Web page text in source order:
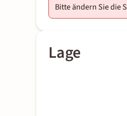
Bitte ändern Sie die
Lage